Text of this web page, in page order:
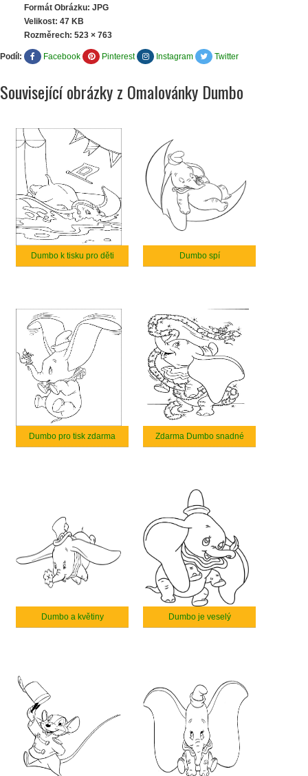
Formát Obrázku: JPG
Velikost: 47 KB
Rozměrech: 523 × 763
Podíl: Facebook Pinterest Instagram Twitter
Související obrázky z Omalovánky Dumbo
Dumbo k tisku pro děti Dumbo spí
Dumbo pro tisk zdarma Zdarma Dumbo snadné
Dumbo a květiny Dumbo je veselý